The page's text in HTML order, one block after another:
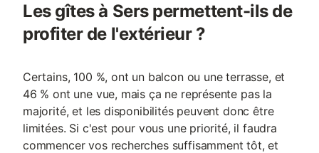
Les gîtes à Sers permettent-ils de
profiter de l'extérieur ?
Certains, 100 %, ont un balcon ou une terrasse, et
46 % ont une vue, mais ça ne représente pas la
majorité, et les disponibilités peuvent donc être
limitées. Si c'est pour vous une priorité, il faudra
commencer vos recherches suffisamment tôt, et